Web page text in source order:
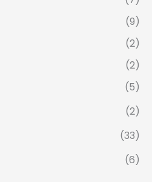
(9)
(2)
(2)
(5)
(2)
(33)
(6)